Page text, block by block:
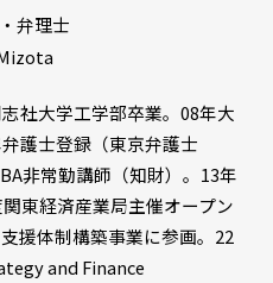
弁理士
社大学工学部卒業。08年大
護士登録（東京弁護士
非常勤講師（知財）。13年
東経済産業局主催オープン
援体制構築事業に参画。22
and Finance